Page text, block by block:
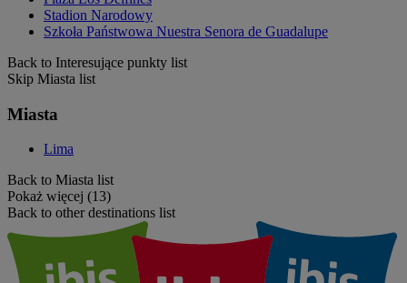
Stadion Narodowy
Szkoła Państwowa Nuestra Senora de Guadalupe
Back to Interesujące punkty list
Skip Miasta list
Miasta
Lima
Back to Miasta list
Pokaż więcej (13)
Back to other destinations list